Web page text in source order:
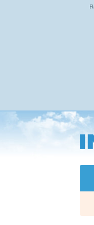
Přejít
na
hlavní
obsah